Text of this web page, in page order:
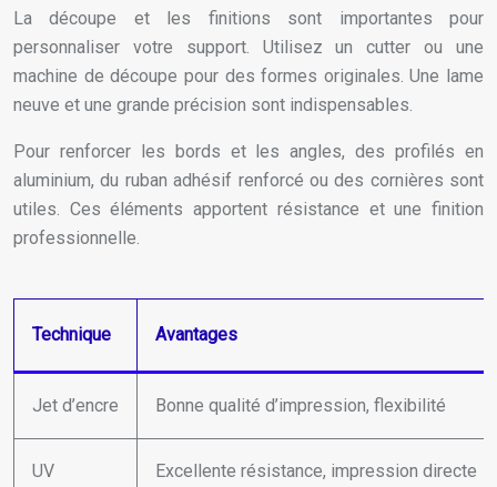
La découpe et les finitions sont importantes pour
personnaliser votre support. Utilisez un cutter ou une
machine de découpe pour des formes originales. Une lame
neuve et une grande précision sont indispensables.
Pour renforcer les bords et les angles, des profilés en
aluminium, du ruban adhésif renforcé ou des cornières sont
utiles. Ces éléments apportent résistance et une finition
professionnelle.
Technique Avantages
Jet d’encre Bonne qualité d’impression, flexibilité
UV Excellente résistance, impression directe